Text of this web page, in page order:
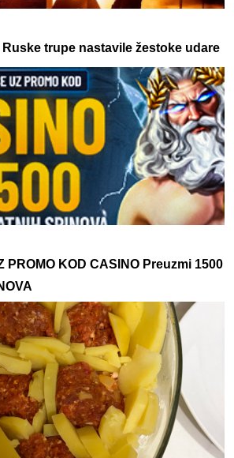
trupe nastavile žestoke udare
PROMO KOD CASINO Preuzmi 1500